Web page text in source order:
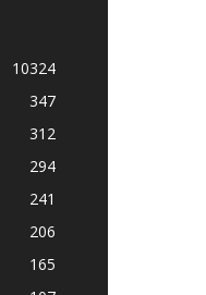
10324
347
312
294
241
206
165